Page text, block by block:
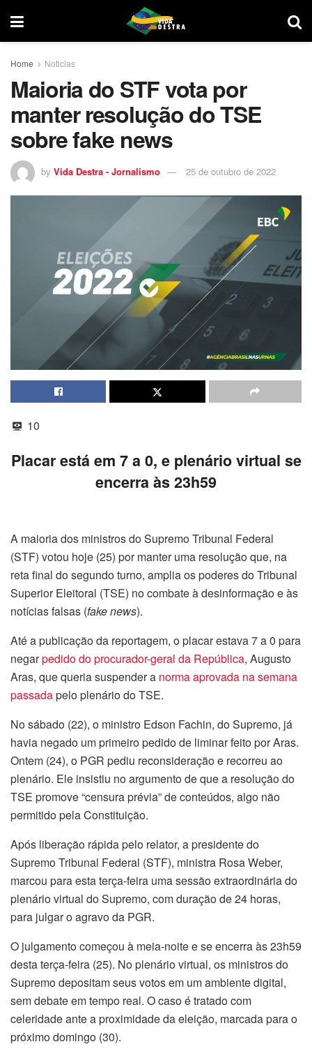
Home Noticias
Maioria do STF vota por
manter resolução do TSE
sobre fake news
by Vida Destra - Jornalismo 25 de outubro de 2022
10
Placar está em 7 a 0, e plenário virtual se
encerra às 23h59
A maioria dos ministros do Supremo Tribunal Federal
(STF) votou hoje (25) por manter uma resolução que, na
reta final do segundo turno, amplia os poderes do Tribunal
Superior Eleitoral (TSE) no combate à desinformação e às
notícias falsas (fake news).
Até a publicação da reportagem, o placar estava 7 a 0 para
negarpedido do procurador-geral da República, Augusto
Aras, que queria suspender a norma aprovada na semana
passadapelo plenário do TSE.
No sábado (22), o ministro Edson Fachin, do Supremo, já
havia negado um primeiro pedido de liminar feito por Aras.
Ontem (24), o PGR pediu reconsideração e recorreu ao
plenário. Ele insistiu no argumento de que a resolução do
TSE promove “censura prévia” de conteúdos, algo não
permitido pela Constituição.
Após liberação rápida pelo relator, a presidente do
Supremo Tribunal Federal (STF), ministra Rosa Weber,
marcou para esta terça-feira uma sessão extraordinária do
plenário virtual do Supremo, com duração de 24 horas,
para julgar o agravo da PGR.
O julgamento começou à meia-noite e se encerra às 23h59
desta terça-feira (25). No plenário virtual, os ministros do
Supremo depositam seus votos em um ambiente digital,
sem debate em tempo real. O caso é tratado com
celeridade ante a proximidade da eleição, marcada para o
próximo domingo (30).